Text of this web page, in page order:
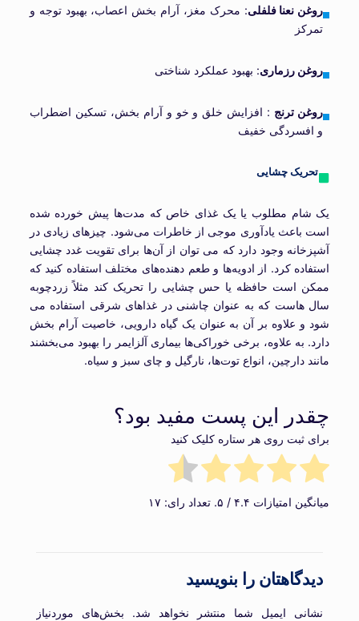
روغن نعنا فلفلی: محرک مغز، آرام بخش اعصاب، بهبود توجه و
تمرکز
روغن رزماری: بهبود عملکرد شناختی
روغن ترنج : افزایش خلق و خو و آرام بخش، تسکین اضطراب
و افسردگی خفیف
تحریک چشایی
یک شام مطلوب یا یک غذای خاص که مدت‌ها پیش خورده شده
است باعث یادآوری موجی از خاطرات می‌شود. چیزهای زیادی در
آشپزخانه وجود دارد که می توان از آن‌ها برای تقویت غدد چشایی
استفاده کرد. از ادویه‌ها و طعم دهنده‌های مختلف استفاده کنید که
ممکن است حافظه یا حس چشایی را تحریک کند مثلاً زردچوبه
سال هاست که به عنوان چاشنی در غذاهای شرقی استفاده می
شود و علاوه بر آن به عنوان یک گیاه دارویی، خاصیت آرام بخش
دارد. به علاوه، برخی خوراکی‌ها بیماری آلزایمر را بهبود می‌بخشند
مانند دارچین، انواع توت‌ها، نارگیل و چای سبز و سیاه.
چقدر این پست مفید بود؟
برای ثبت روی هر ستاره کلیک کنید
میانگین امتیازات ۴.۴/ ۵. تعداد رای: ۱۷
دیدگاهتان را بنویسید
نشانی ایمیل شما منتشر نخواهد شد. بخش‌های موردنیاز